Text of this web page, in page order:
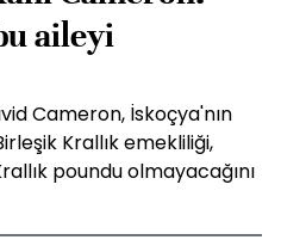
aileyi
Cameron, İskoçya'nın
Krallık emekliliği,
poundu olmayacağını